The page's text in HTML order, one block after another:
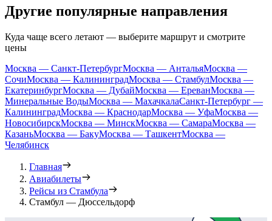
Другие популярные направления
Куда чаще всего летают — выберите маршрут и смотрите
цены
Москва — Санкт-ПетербургМосква — АнтальяМосква —
СочиМосква — КалининградМосква — СтамбулМосква —
ЕкатеринбургМосква — ДубайМосква — ЕреванМосква —
Минеральные ВодыМосква — МахачкалаСанкт-Петербург —
КалининградМосква — КраснодарМосква — УфаМосква —
НовосибирскМосква — МинскМосква — СамараМосква —
КазаньМосква — БакуМосква — ТашкентМосква —
Челябинск
Главная
Авиабилеты
Рейсы из Стамбула
Стамбул — Дюссельдорф